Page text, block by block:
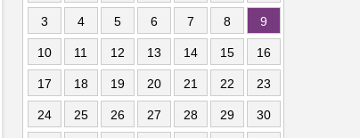
3 4 5 6 7 8 9
10 11 12 13 14 15 16
17 18 19 20 21 22 23
24 25 26 27 28 29 30